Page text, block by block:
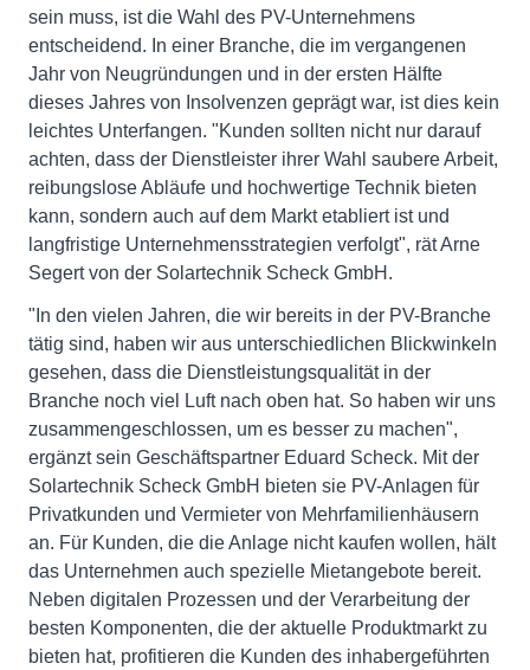
sein muss, ist die Wahl des PV-Unternehmens
entscheidend. In einer Branche, die im vergangenen
Jahr von Neugründungen und in der ersten Hälfte
dieses Jahres von Insolvenzen geprägt war, ist dies kein
leichtes Unterfangen. "Kunden sollten nicht nur darauf
achten, dass der Dienstleister ihrer Wahl saubere Arbeit,
reibungslose Abläufe und hochwertige Technik bieten
kann, sondern auch auf dem Markt etabliert ist und
langfristige Unternehmensstrategien verfolgt", rät Arne
Segert von der Solartechnik Scheck GmbH.
"In den vielen Jahren, die wir bereits in der PV-Branche
tätig sind, haben wir aus unterschiedlichen Blickwinkeln
gesehen, dass die Dienstleistungsqualität in der
Branche noch viel Luft nach oben hat. So haben wir uns
zusammengeschlossen, um es besser zu machen",
ergänzt sein Geschäftspartner Eduard Scheck. Mit der
Solartechnik Scheck GmbH bieten sie PV-Anlagen für
Privatkunden und Vermieter von Mehrfamilienhäusern
an. Für Kunden, die die Anlage nicht kaufen wollen, hält
das Unternehmen auch spezielle Mietangebote bereit.
Neben digitalen Prozessen und der Verarbeitung der
besten Komponenten, die der aktuelle Produktmarkt zu
bieten hat, profitieren die Kunden des inhabergeführten